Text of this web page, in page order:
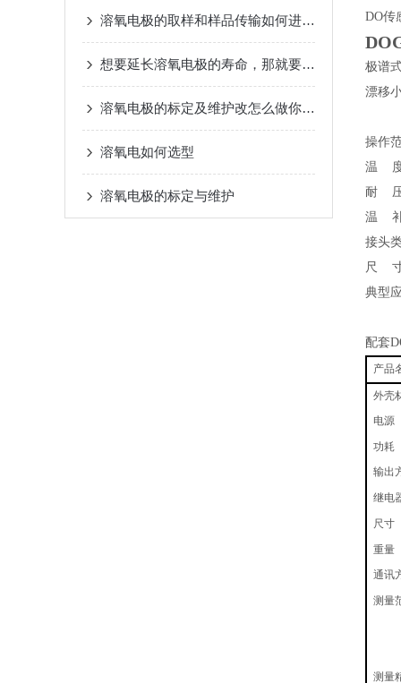
溶氧电极的取样和样品传输如何进行？
想要延长溶氧电极的寿命，那就要做好日常保养工作
溶氧电极的标定及维护改怎么做你知道吗？
溶氧电如何选型
溶氧电极的标定与维护
DO传
极谱
漂移
操作
温
耐
温
接头
尺
典型
配套
产品
外壳
电源
功耗
输出
继电
尺寸
重量
通讯
测量
测量